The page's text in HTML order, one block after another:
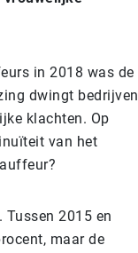
in 2018 was de
dwingt bedrijven
klachten. Op
van het
2015 en
maar de